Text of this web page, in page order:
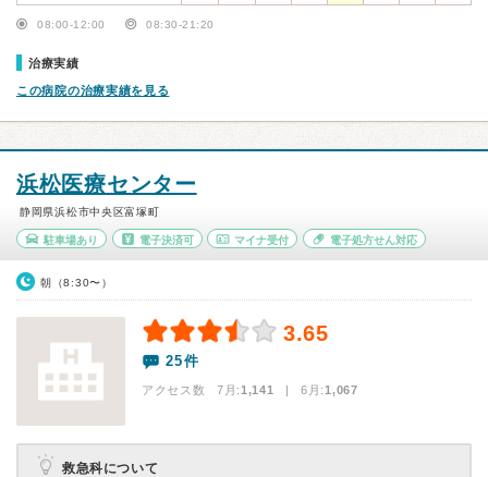
08:00-12:00 08:30-21:20
治療実績
この病院の治療実績を見る
浜松医療センター
静岡県浜松市中央区富塚町
駐車場あり 電子決済可 マイナ受付 電子処方せん対応
朝（8:30〜）
3.65
25件
アクセス数 7月:1,141 | 6月:1,067
救急科について